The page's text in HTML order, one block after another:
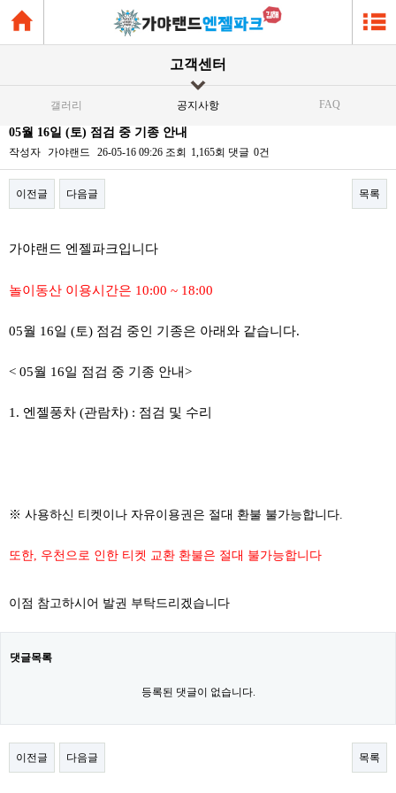
고객센터
갤러리 공지사항 FAQ
05월 16일 (토) 점검 중 기종 안내
작성자 가야랜드 26-05-16 09:26 조회 1,165회 댓글 0건
이전글 다음글 목록
가야랜드 엔젤파크입니다
놀이동산 이용시간은 10:00 ~ 18:00
05월 16일 (토) 점검 중인 기종은 아래와 같습니다.
< 05월 16일 점검 중 기종 안내>
1. 엔젤풍차 (관람차) : 점검 및 수리
※ 사용하신 티켓이나 자유이용권은 절대 환불 불가능합니다.
또한, 우천으로 인한 티켓 교환 환불은 절대 불가능합니다
이점 참고하시어 발권 부탁드리겠습니다
댓글목록
등록된 댓글이 없습니다.
이전글 다음글 목록